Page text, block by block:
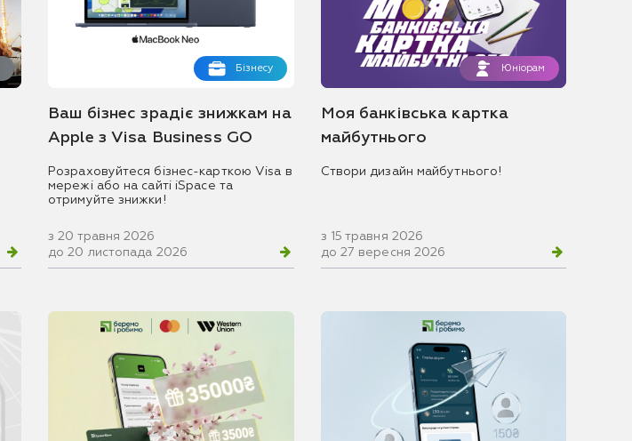
Бізнесу
Ваш бізнес зрадіє знижкам на
Apple з Visa Business GO
Розраховуйтеся бізнес-карткою Visa в
мережі або на сайті iSpace та
отримуйте знижки!
з 20 травня 2026
до 20 листопада 2026
Юніорам
Моя банківська картка
майбутнього
Створи дизайн майбутнього!
з 15 травня 2026
до 27 вересня 2026